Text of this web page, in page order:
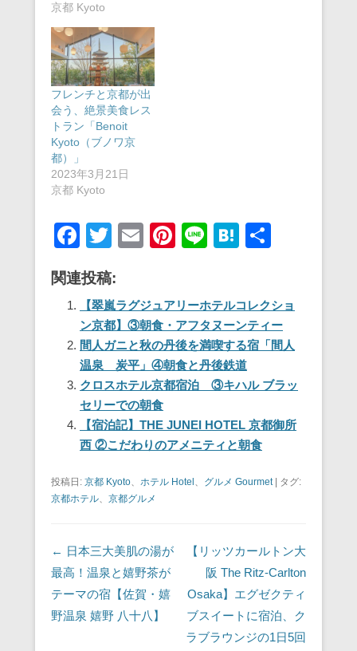
京都 Kyoto
フレンチと京都が出
会う、絶景美食レス
トラン「Benoit
Kyoto（ブノワ京
都）」
2023年3月21日
京都 Kyoto
F
c
e
b
o
o
k
T
tt
er
E
Pi
e
st
Li
H
n
a
関連投稿:
【翠嵐ラグジュアリーホテルコレクショ
ン京都】③朝食・アフタヌーンティー
間人ガニと秋の丹後を満喫する宿「間人
温泉 炭平」④朝食と丹後鉄道
クロスホテル京都宿泊 ③キハル ブラッ
セリーでの朝食
【宿泊記】THE JUNEI HOTEL 京都御所
西 ②こだわりのアメニティと朝食
投稿日: 京都 Kyoto、 ホテル Hotel 、 グルメ Gourmet| タグ:
京都ホテル、 京都グルメ
投稿ナビゲーション
← 日本三大美肌の湯が
最高！温泉と嬉野茶が
テーマの宿【佐賀・嬉
野温泉 嬉野 八十八】
【リッツカールトン大
阪 The Ritz-Carlton
Osaka】エグゼクティ
ブスイートに宿泊、ク
ラブラウンジの1日5回